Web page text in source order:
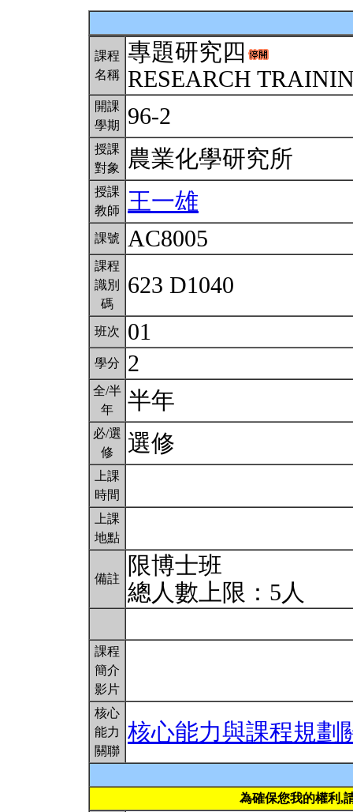
課程
名稱
專題研究四
RESEARCH
開課
學期
96-2
授課
對象
農業化學研究所
授課
教師
王一雄
課號 AC8005
課程
識別
碼
623 D1040
班次 01
學分 2
全/半
年
半年
必/選
修
選修
上課
時間
上課
地點
備註
限博士班
總人數上限：5人
課程
簡介
影片
核心
能力
關聯
核心能力與課程規劃
為確保您我的權利,